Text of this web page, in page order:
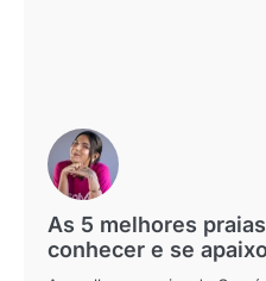
As 5 melhores
conhecer e se